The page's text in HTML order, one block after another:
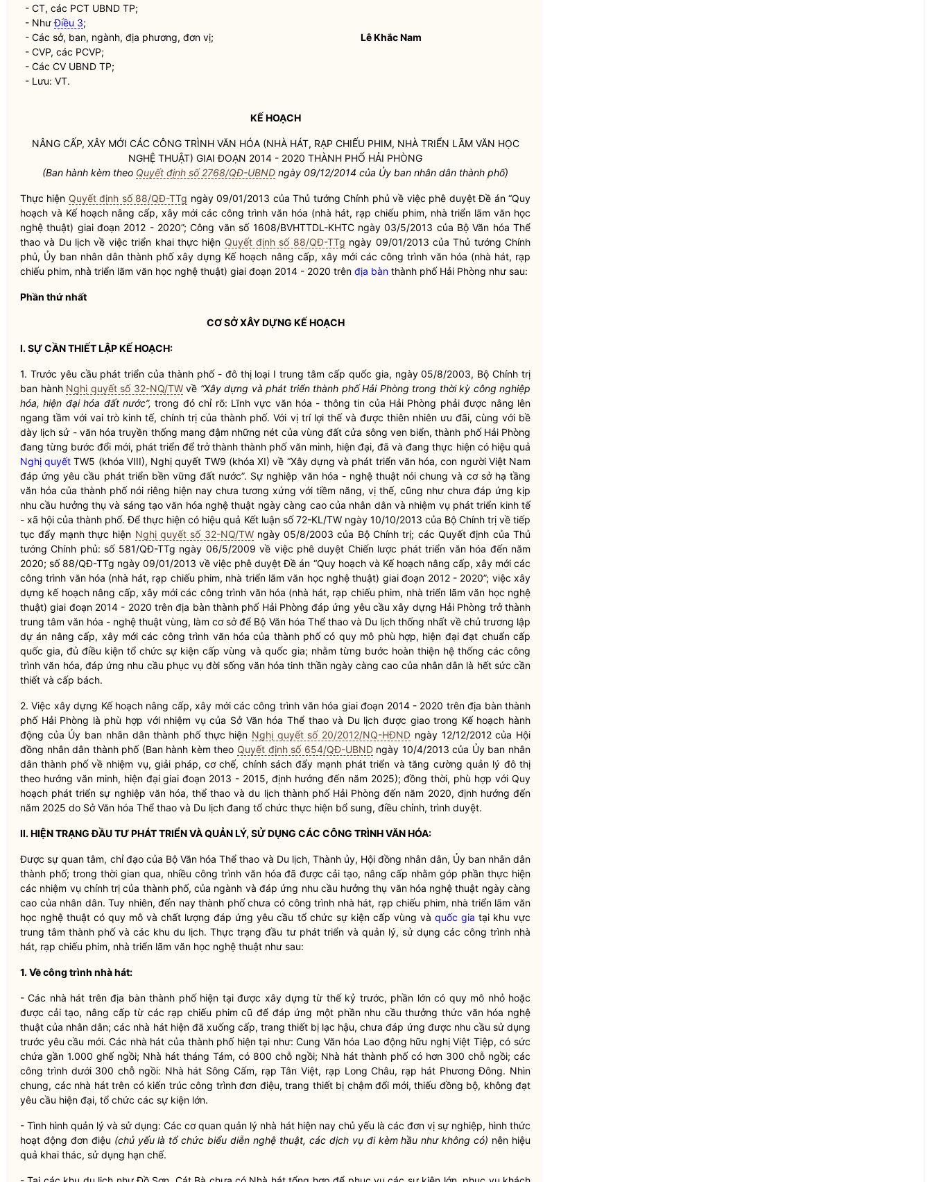
- CT, các PCT UBND TP;
- NhưĐiều 3;
- Các sở, ban, ngành, địa phương, đơn vị;
- CVP, các PCVP;
- Các CV UBND TP;
- Lưu: VT.
Lê Khắc Nam
KẾ HOẠCH
NÂNG CẤP, XÂY MỚI CÁC CÔNG TRÌNH VĂN HÓA (NHÀ HÁT, RẠP CHIẾU PHIM, NHÀ TRIỂN LÃM VĂN HỌC
NGHỆ THUẬT) GIAI ĐOẠN 2014 - 2020 THÀNH PHỐ HẢI PHÒNG
(Ban hành kèm theo Quyết định số 2768/QĐ-UBND ngày 09/12/2014 của Ủy ban nhân dân thành phố)
Thực hiện Quyết định số 88/QĐ-TTg ngày 09/01/2013 của Thủ tướng Chính phủ về việc phê duyệt Đề án “Quy
hoạch và Kế hoạch nâng cấp, xây mới các công trình văn hóa (nhà hát, rạp chiếu phim, nhà triển lãm văn học
nghệ thuật) giai đoạn 2012 - 2020”; Công văn số 1608/BVHTTDL-KHTC ngày 03/5/2013 của Bộ Văn hóa Thể
thao và Du lịch về việc triển khai thực hiện Quyết định số 88/QĐ-TTg ngày 09/01/2013 của Thủ tướng Chính
phủ, Ủy ban nhân dân thành phố xây dựng Kế hoạch nâng cấp, xây mới các công trình văn hóa (nhà hát, rạp
chiếu phim, nhà triển lãm văn học nghệ thuật) giai đoạn 2014 - 2020 trên địa bàn thành phố Hải Phòng như sau:
Phần thứ nhất
CƠ SỞ XÂY DỰNG KẾ HOẠCH
I. SỰ CẦN THIẾT LẬP KẾ HOẠCH:
1. Trước yêu cầu phát triển của thành phố - đô thị loại I trung tâm cấp quốc gia, ngày 05/8/2003, BộChính trị
ban hành Nghị quyết số 32-NQ/TWvề “Xây dựng và phát triển thành phố Hải Phòng trong thời kỳ công nghiệp
hóa, hiện đại hóa đất nước”, trong đó chỉ rõ: Lĩnh vực văn hóa - thông tin của Hải Phòng phải được nâng lên
ngang tầm với vai trò kinh tế,chính trị của thành phố. Với vị trí lợi thế và được thiên nhiên ưu đãi, cùng với bề
dày lịch sử - văn hóa truyền thống mang đậm những nét của vùng đất cửa sông ven biển, thành phố Hải Phòng
đang từng bước đổi mới, phát triển để trở thành thành phố văn minh, hiện đại, đã và đang thực hiện có hiệu quả
Nghị quyết TW5 (khóa VIII), Nghị quyết TW9 (khóa XI) về “Xây dựng và phát triển văn hóa, con người Việt Nam
đáp ứng yêu cầu phát triển bền vững đất nước”. Sự nghiệp văn hóa - nghệ thuật nói chung và cơ sở hạ tầng
văn hóa của thành phố nói riêng hiện nay chưa tương xứng với tiềm năng, vị thế, cũng như chưa đáp ứng kịp
nhu cầu hưởng thụ và sáng tạo văn hóa nghệ thuật ngày càng cao của nhân dânvà nhiệm vụ phát triển kinh tế
- xã hội của thành phố. Để thực hiện có hiệu quả Kết luận số 72-KL/TW ngày 10/10/2013 của Bộ Chính trịvề tiếp
tục đẩy mạnh thực hiện Nghị quyết số 32-NQ/TWngày 05/8/2003 của BộChính trị; các Quyết định của Thủ
tướng Chính phủ: số 581/QĐ-TTg ngày 06/5/2009 về việc phê duyệt Chiến lược phát triển văn hóa đến năm
2020; số 88/QĐ-TTg ngày 09/01/2013 về việc phê duyệt Đề án “Quy hoạch và Kế hoạch nâng cấp, xây mới các
công trình văn hóa (nhà hát, rạp chiếu phim, nhà triển lãm văn học nghệ thuật) giai đoạn 2012 - 2020”; việc xây
dựng kế hoạch nâng cấp, xây mới các công trình văn hóa (nhà hát, rạp chiếu phim, nhà triển lãm văn học nghệ
thuật) giai đoạn 2014 - 2020 trênđịa bànthành phố Hải Phòng đáp ứng yêu cầu xây dựng Hải Phòng trở thành
trung tâm văn hóa - nghệ thuật vùng, làm cơ sở để Bộ Văn hóa Thể thao và Du lịch thống nhất về chủ trương lập
dự án nâng cấp, xây mới các công trình văn hóa của thành phố có quy mô phù hợp, hiện đại đạt chuẩn cấp
quốc gia, đủ điều kiện tổ chức sự kiện cấp vùng và quốc gia; nhằm từng bước hoàn thiện hệ thống các công
trình văn hóa, đáp ứng nhu cầu phục vụ đời sống văn hóa tinh thần ngày càng cao của nhân dân là hết sức cần
thiết và cấp bách.
2. Việc xây dựng Kế hoạch nâng cấp, xây mới các công trình văn hóa giai đoạn 2014 - 2020 trênđịa bànthành
phố Hải Phòng là phù hợp với nhiệm vụ của Sở Văn hóa Thể thao và Du lịch được giao trong Kế hoạch hành
động của Ủy ban nhân dânthành phố thực hiện Nghị quyết số 20/2012/NQ-HĐND ngày 12/12/2012 của Hội
đồng nhân dân thành phố (Ban hành kèm theo Quyết định số 654/QĐ-UBNDngày 10/4/2013 của Ủy ban nhân
dân thành phố về nhiệm vụ, giải pháp, cơ chế, chính sách đẩy mạnh phát triển và tăng cường quản lý đô thị
theo hướng văn minh, hiện đại giai đoạn 2013 - 2015, định hướng đến năm 2025); đồng thời, phù hợp với Quy
hoạch phát triển sự nghiệp văn hóa, thể thao và du lịch thành phố Hải Phòng đến năm 2020, định hướng đến
năm 2025 do Sở Văn hóa Thể thao và Du lịch đang tổ chức thực hiện bổ sung, điều chỉnh, trình duyệt.
II. HIỆN TRẠNG ĐẦU TƯ PHÁT TRIỂN VÀ QUẢN LÝ, SỬ DỤNG CÁC CÔNG TRÌNH VĂN HÓA:
Được sự quan tâm, chỉ đạocủa Bộ Văn hóa Thể thao và Du lịch, Thành ủy, Hội đồng nhân dân, Ủy ban nhân dân
thành phố; trong thời gian qua, nhiều công trình văn hóa đã được cải tạo, nâng cấp nhằm góp phần thực hiện
các nhiệm vụ chính trị của thành phố, của ngành và đáp ứng nhu cầu hưởng thụ văn hóa nghệ thuật ngày càng
cao của nhân dân. Tuy nhiên, đến nay thành phố chưa có công trình nhà hát, rạp chiếu phim, nhà triển lãm văn
học nghệ thuật có quy mô và chất lượng đáp ứng yêu cầu tổ chức sự kiện cấp vùng và quốc gia tại khu vực
trung tâm thành phố và các khu du lịch. Thực trạng đầu tư phát triển và quản lý, sử dụng các công trình nhà
hát, rạp chiếu phim, nhà triển lãm văn học nghệ thuật như sau:
1. Về công trình nhà hát:
- Các nhà hát trênđịa bànthành phố hiện tại được xây dựng từ thế kỷ trước, phần lớn có quy mô nhỏ hoặc
được cải tạo, nâng cấp từ các rạp chiếu phim cũ để đáp ứng một phần nhu cầu thưởng thức văn hóa nghệ
thuật của nhân dân; các nhà hát hiện đã xuống cấp, trang thiết bị lạc hậu, chưa đáp ứng được nhu cầu sử dụng
trước yêu cầu mới. Các nhà hát của thành phố hiện tại như: Cung Văn hóa Lao động hữu nghị Việt Tiệp, có sức
chứa gần 1.000 ghế ngồi; Nhà hát tháng Tám, có 800 chỗ ngồi; Nhà hát thành phố có hơn 300 chỗ ngồi; các
công trình dưới 300 chỗ ngồi: Nhà hát Sông Cấm, rạp Tân Việt, rạp Long Châu, rạp hát Phương Đông. Nhìn
chung, các nhà hát trên có kiến trúc công trình đơn điệu, trang thiết bị chậm đổi mới, thiếu đồng bộ, không đạt
yêu cầu hiện đại, tổ chức các sự kiện lớn.
- Tình hình quản lý và sử dụng: Các cơ quan quản lý nhà hát hiện nay chủ yếu là các đơn vị sự nghiệp, hình thức
hoạt động đơn điệu (chủ yếu là tổ chức biểu diễn nghệ thuật, các dịch vụ đi kèm hầu như không có) nên hiệu
quả khai thác, sử dụng hạn chế.